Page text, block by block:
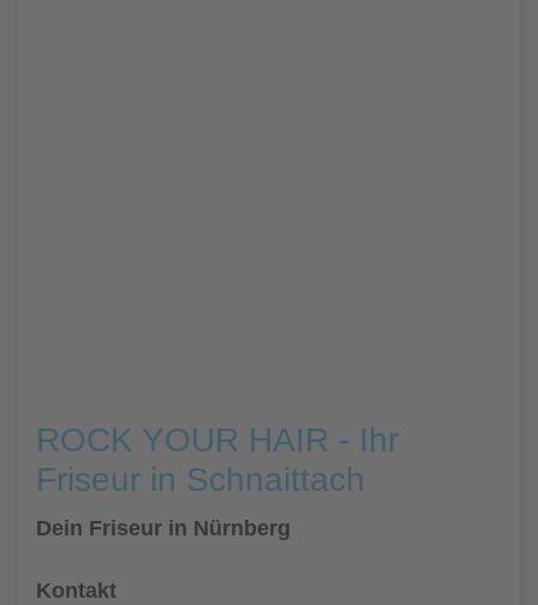
ROCK YOUR HAIR - Ihr
Friseur in Schnaittach
Dein Friseur in Nürnberg
Kontakt